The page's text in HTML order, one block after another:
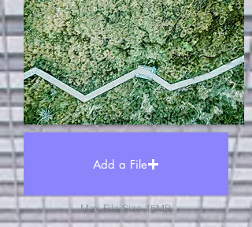
Add a File
Max File Size 15MB